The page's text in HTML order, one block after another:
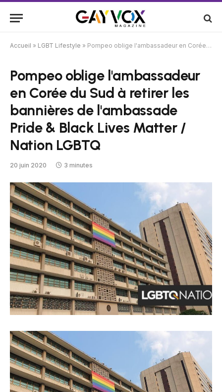
Accueil » LGBT Lifestyle » Pompeo oblige l'ambassadeur en Corée du Sud à retirer les bannières de l'ambassade Pride & Black Lives Matter / Nation LGBTQ
Pompeo oblige l'ambassadeur
en Corée du Sud à retirer les
bannières de l'ambassade
Pride & Black Lives Matter /
Nation LGBTQ
20 juin 2020 3 minutes